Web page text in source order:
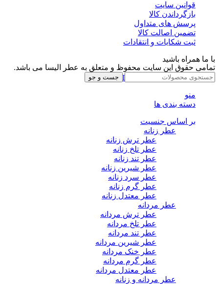
قوانین سایت
بازگرداندن کالا
پرسش های متداول
تضمین اصالت کالا
ثبت شکایات و انتقادات
با ما همراه باشید
Telegram Whatsapp Instagram
تمامی حقوق این سایت محفوظ و متعلق به عطر الیسا می باشد.
جست و جو
منو
دسته بندی ها
بر اساس جنسیت
عطر زنانه
عطر ترش زنانه
عطر تلخ زنانه
عطر تند زنانه
عطر شیرین زنانه
عطر سرد زنانه
عطر گرم زنانه
عطر معتدل زنانه
عطر مردانه
عطر ترش مردانه
عطر تلخ مردانه
عطر تند مردانه
عطر شیرین مردانه
عطر خنک مردانه
عطر گرم مردانه
عطر معتدل مردانه
عطر مردانه و زنانه